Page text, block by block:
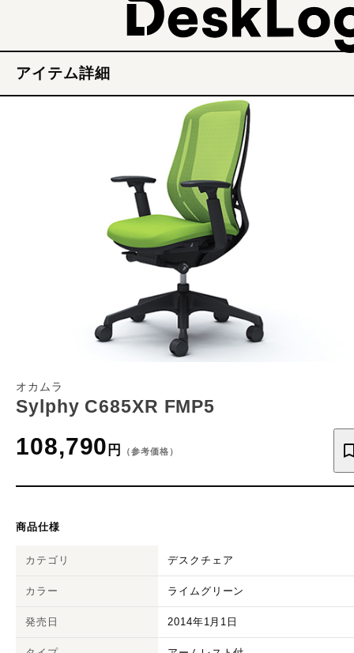
アイテム詳細
オカムラ
Sylphy C685XR FMP5
108,790 円 （参考価格）
商品仕様
カテゴリ デスクチェア
カラー ライムグリーン
発売日 2014年1月1日